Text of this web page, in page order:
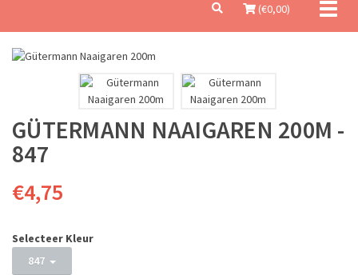
(€0,00)
GÜTERMANN NAAIGAREN 200M -
847
€4,75
Selecteer Kleur
847